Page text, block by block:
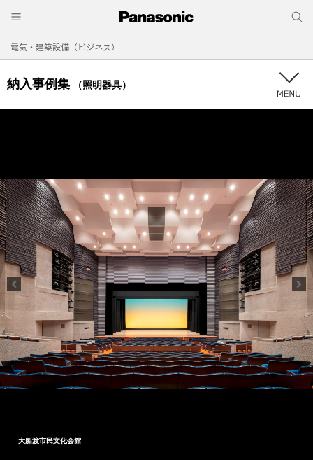
電気・建築設備（ビジネス）
納入事例集 （照明器具）
大船渡市民文化会館